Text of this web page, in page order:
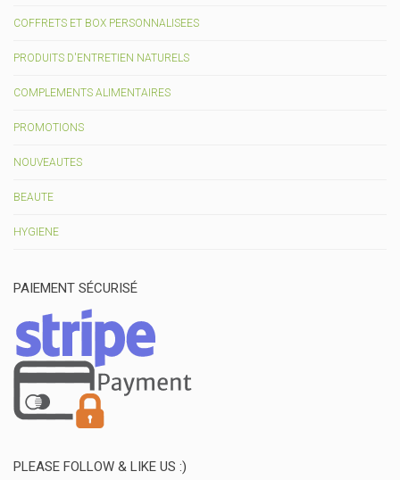
COFFRETS ET BOX PERSONNALISEES
PRODUITS D'ENTRETIEN NATURELS
COMPLEMENTS ALIMENTAIRES
PROMOTIONS
NOUVEAUTES
BEAUTE
HYGIENE
PAIEMENT SÉCURISÉ
PLEASE FOLLOW & LIKE US :)